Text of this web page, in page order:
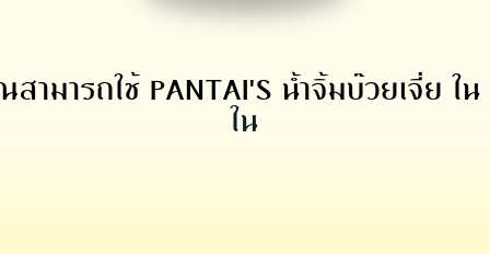
ามารถใช้ PANTAI'S น้ำจิ้มบ๊วยเจี่ย ใ
ใน